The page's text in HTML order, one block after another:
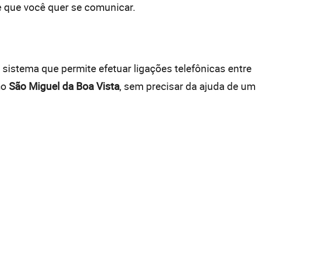
você quer se comunicar.
que permite efetuar ligações telefônicas entre
São Miguel da Boa Vista, sem precisar da ajuda de um